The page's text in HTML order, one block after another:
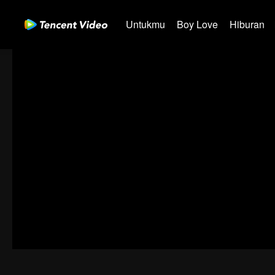
Untukmu Boy Love Hiburan